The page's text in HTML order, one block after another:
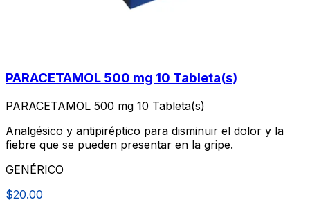
PARACETAMOL 500 mg 10 Tableta(s)
PARACETAMOL 500 mg 10 Tableta(s)
Analgésico y antipiréptico para disminuir el dolor y la
fiebre que se pueden presentar en la gripe.
GENÉRICO
$20.00